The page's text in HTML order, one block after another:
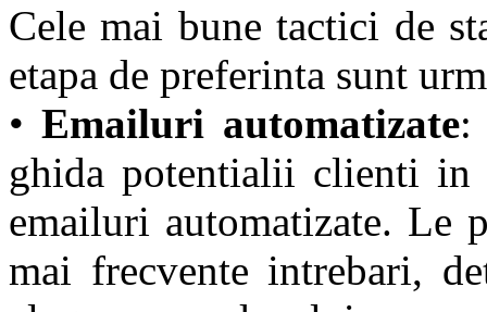
Cele mai bune tactici de
etapa de preferinta sunt
•Emailuri automatizate:
ghida potentialii clienti in
emailuri automatizate. Le
mai frecvente intrebari,